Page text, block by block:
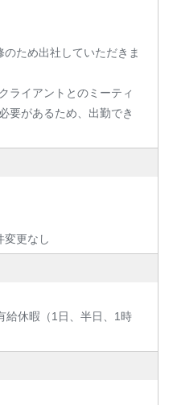
ため出社していただきま
ライアントとのミーティ
要があるため、出勤でき
更なし
給休暇（1日、半日、1時